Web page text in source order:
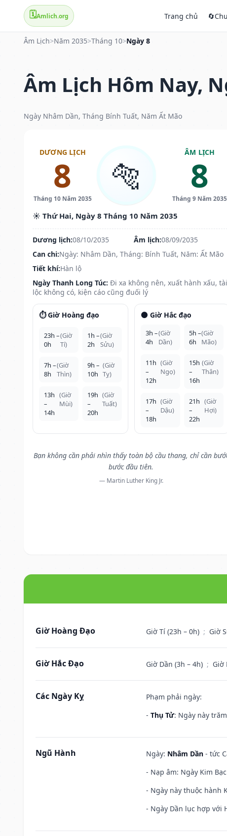
🗓️Amlich.org Trang chủ 🔄
Âm Lịch>Năm 2035>Tháng 10>Ngày 8
Âm Lịch Hôm Nay,
Ngày Nhâm Dần, Tháng Bính Tuất, Năm Ất Mão
DƯƠNG LỊCH
8
Tháng 10 Năm 2035
🐅
ÂM LỊCH
8
Tháng 9 Năm 2035
☀️ Thứ Hai, Ngày 8 Tháng 10 Năm 2035
Dương lịch:08/10/2035 Âm lịch:08/09/2035
Can chi:Ngày: Nhâm Dần, Tháng: Bính Tuất, Năm: Ất Mão
Tiết khí:Hàn lộ
Ngày Thanh Long Túc: Đi xa không nên, xuất hành xấu, tài
lộc không có, kiện cáo cũng đuối lý
⏱️ Giờ Hoàng đạo
23h –
0h
(Giờ
Tí)
1h –
2h
(Giờ
Sửu)
7h –
8h
(Giờ
Thìn)
9h –
10h
(Giờ
Tỵ)
13h
–
14h
(Giờ
Mùi)
19h
–
20h
(Giờ
Tuất)
🌑 Giờ Hắc đạo
3h –
4h
(Giờ
Dần)
5h –
6h
(Giờ
Mão)
11h
–
12h
(Giờ
Ngọ)
15h
–
16h
(Giờ
Thân)
17h
–
18h
(Giờ
Dậu)
21h
–
22h
(Giờ
Hợi)
Bạn không cần phải nhìn thấy toàn bộ cầu thang, chỉ cần
bước đầu tiên.
— Martin Luther King Jr.
Giờ Hoàng Đạo Giờ Tí (23h – 0h) ; Giờ
Giờ Hắc Đạo Giờ Dần (3h – 4h) ; Giờ
Các Ngày Kỵ
Phạm phải ngày:
- Thụ Tử: Ngày này
Ngũ Hành Ngày: Nhâm Dần - tức
- Nạp âm: Ngày Kim
- Ngày này thuộc hành
- Ngày Dần lục hợp với